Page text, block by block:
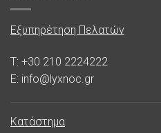
Εξυπηρέτηση Πελατών
T: +30 210 2224222
E: info@lyxnoc.gr
Κατάστημα